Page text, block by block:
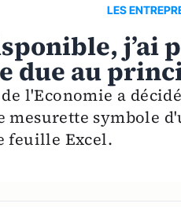
LES
j’ai
due au
l'Economie a
mesurette symbole
feuille Excel.